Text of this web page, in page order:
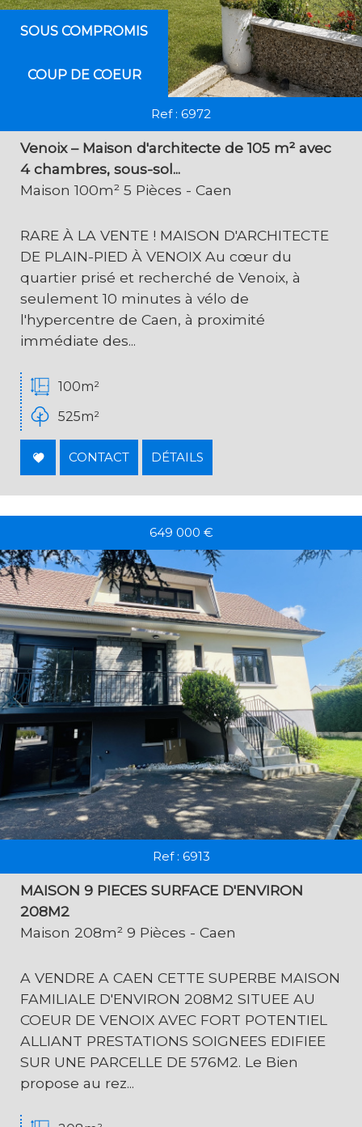
SOUS COMPROMIS
COUP DE COEUR
Ref : 6972
Venoix – Maison d'architecte de 105 m² avec
4 chambres, sous-sol...
Maison 100m² 5 Pièces - Caen
RARE À LA VENTE ! MAISON D'ARCHITECTE
DE PLAIN-PIED À VENOIX Au cœur du
quartier prisé et recherché de Venoix, à
seulement 10 minutes à vélo de
l'hypercentre de Caen, à proximité
immédiate des...
100m²
525m²
CONTACT DÉTAILS
649 000 €
Ref : 6913
MAISON 9 PIECES SURFACE D'ENVIRON
208M2
Maison 208m² 9 Pièces - Caen
A VENDRE A CAEN CETTE SUPERBE MAISON
FAMILIALE D'ENVIRON 208M2 SITUEE AU
COEUR DE VENOIX AVEC FORT POTENTIEL
ALLIANT PRESTATIONS SOIGNEES EDIFIEE
SUR UNE PARCELLE DE 576M2. Le Bien
propose au rez...